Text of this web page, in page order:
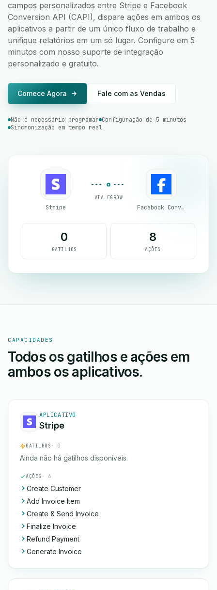
campos personalizados entre Stripe e Facebook
Conversion API (CAPI), dispare ações em ambos os
aplicativos a partir de um único fluxo de trabalho e
unifique relatórios em um só lugar. Configure em 5
minutos com nosso suporte de integração
personalizado e gratuito.
Comece Agora Fale com as Vendas
Não é necessário programar Configuração de 5 minutos
Sincronização em tempo real
Stripe
VIA EGROW
Facebook Conversion API (CAPI)
0
GATILHOS
8
AÇÕES
CAPACIDADES
Todos os gatilhos e ações em
ambos os aplicativos.
APLICATIVO
Stripe
GATILHOS · 0
Ainda não há gatilhos disponíveis.
AÇÕES · 6
Create Customer
Add Invoice Item
Create & Send Invoice
Finalize Invoice
Refund Payment
Generate Invoice